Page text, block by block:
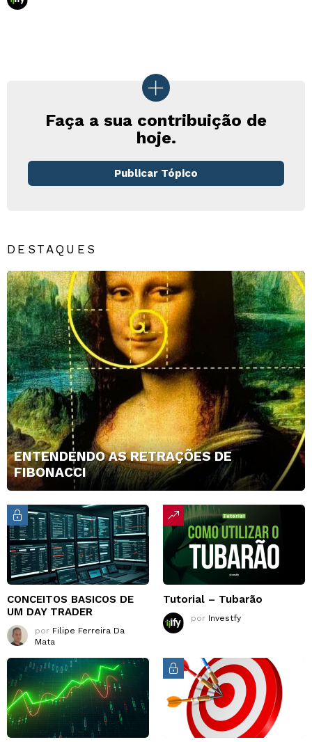
Faça a sua contribuição de
hoje.
Publicar Tópico
DESTAQUES
ENTENDENDO AS RETRAÇÕES DE
FIBONACCI
CONCEITOS BASICOS DE
UM DAY TRADER
por Filipe Ferreira Da
Mata
Tutorial – Tubarão
por Investfy